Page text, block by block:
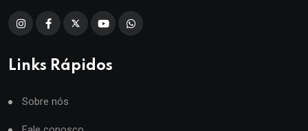
Links Rápidos
Sobre nós